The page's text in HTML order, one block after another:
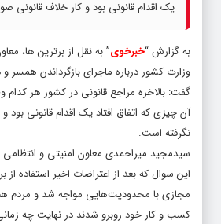
به گزارش “
وزارت کشور درباره ماجرای بازگرداندن همسر
گفت: بالاخره مراجع قانونی در کشور هر کدام
آن چیزی که اتفاق افتاد یک اقدام قانونی بود
نگرفته است.
سیدمجید میراحمدی معاون امنیتی و انتظامی
این سوال که بعد از اعتراضات اخیر استفاده
مجازی با محدودیت‌هایی مواجه شد و مردم
کسب و کار خود روبرو شدند در نهایت چه
برداشته خواهد شد، گفت: تا زمانی که واتس‌آپ